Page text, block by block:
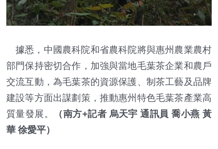
據悉，中國農科院和省農科院將與惠州農業農村
部門保持密切合作，加強與當地毛葉茶企業和農戶
交流互動，為毛葉茶的資源保護、制茶工藝及品牌
建設等方面出謀劃策，推動惠州特色毛葉茶產業高
質量發展。
（南方+記者 烏天宇 通訊員 喬小燕 黃
華 徐愛平）